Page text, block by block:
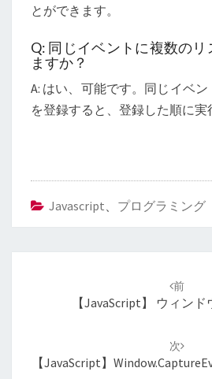
とができます。
Q: 同じイベントに複数のリ
ますか？
A: はい、可能です。同じイベ
を登録すると、登録した順に実
Javascript、 プログラミング
前
【JavaScript】 ウィン
次
【JavaScript】